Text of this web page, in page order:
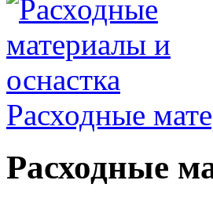
Расходные
Расходные